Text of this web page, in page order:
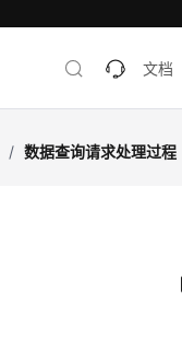
文档
/ 数据查询请求处理过程